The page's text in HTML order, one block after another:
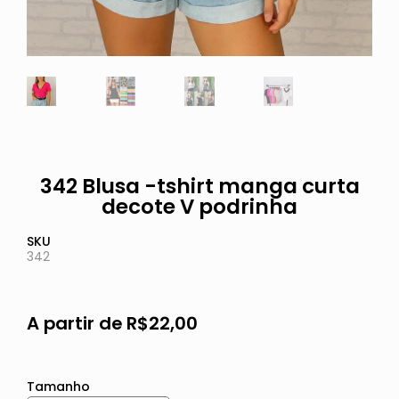
342 Blusa -tshirt manga curta
decote V podrinha
SKU
342
A partir de R$22,00
Tamanho